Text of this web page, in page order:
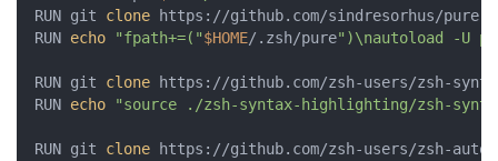
RUN git clone https://github.com/sindresorhus/
RUN echo "fpath+=("$HOME/.zsh/pure")\nautoload -U
RUN git clone https://github.com/zsh-users/zsh-
RUN echo "source ./zsh-syntax-highlighting/zsh-
RUN git clone https://github.com/zsh-users/zsh-